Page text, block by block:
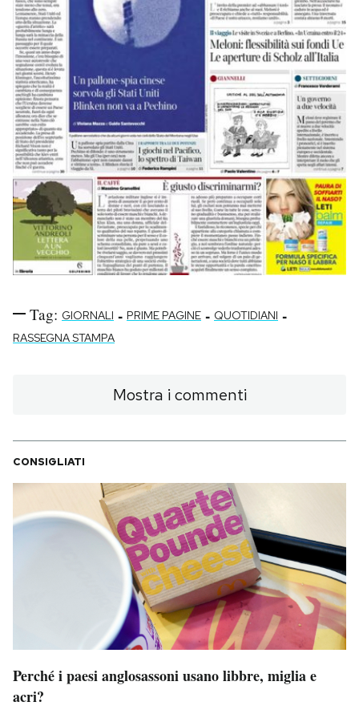
Tag: GIORNALI - PRIME PAGINE - QUOTIDIANI -
RASSEGNA STAMPA
Mostra i commenti
CONSIGLIATI
Perché i paesi anglosassoni usano libbre, miglia e
acri?